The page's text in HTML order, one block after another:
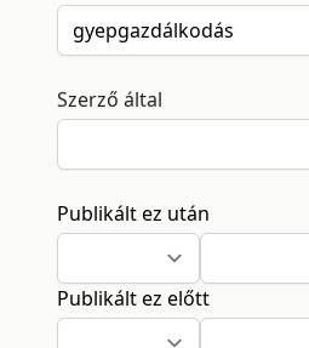
Szerző által
Publikált ez után
Publikált ez előtt